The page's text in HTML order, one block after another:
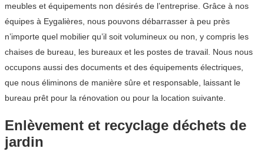
meubles et équipements non désirés de l’entreprise. Grâce à nos
équipes à Eygalières, nous pouvons débarrasser à peu près
n’importe quel mobilier qu’il soit volumineux ou non, y compris les
chaises de bureau, les bureaux et les postes de travail. Nous nous
occupons aussi des documents et des équipements électriques,
que nous éliminons de manière sûre et responsable, laissant le
bureau prêt pour la rénovation ou pour la location suivante.
Enlèvement et recyclage déchets de
jardin